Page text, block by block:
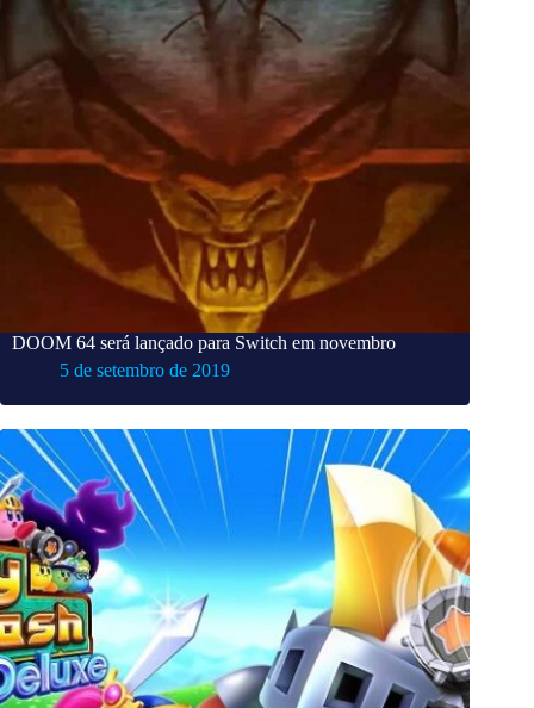
DOOM 64 será lançado para Switch em novembro
5 de setembro de 2019